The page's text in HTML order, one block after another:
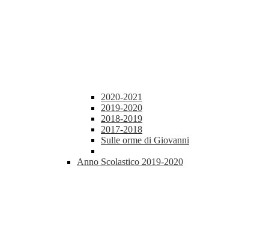
2020-2021
2019-2020
2018-2019
2017-2018
Sulle orme di Giovanni
Anno Scolastico 2019-2020